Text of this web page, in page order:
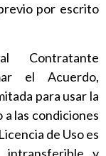
por escrito
Contratante
el Acuerdo,
para usar la
a las condiciones
de Uso es
intransferible y